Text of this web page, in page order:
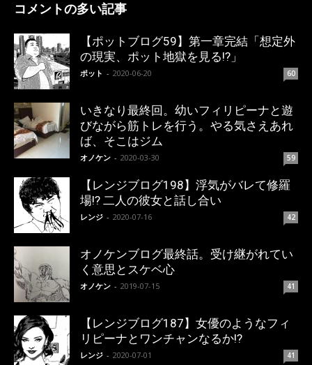
コメントの多い記事
【ポットブログ59】第一章完結「想定外
の現実、ポット地獄を見る!?」
ポット - 2020-06-20 60
いきなり最終回。幼いフィリピーナと遊
びながら筋トレを行う。やる気さえあれ
ば、そこはジム
オノケン - 2020-03-30 59
【レンジブログ198】浮気がバレて修羅
場!? 二人の彼女と話し合い
レンジ - 2020-07-16 42
オノケンブログ最終話。受け継がれてい
く意思とスケベ心
オノケン - 2019-07-15 41
【レンジブログ187】女優のようなフィ
リピーナとワンチャンなるか!?
レンジ - 2020-07-01 41